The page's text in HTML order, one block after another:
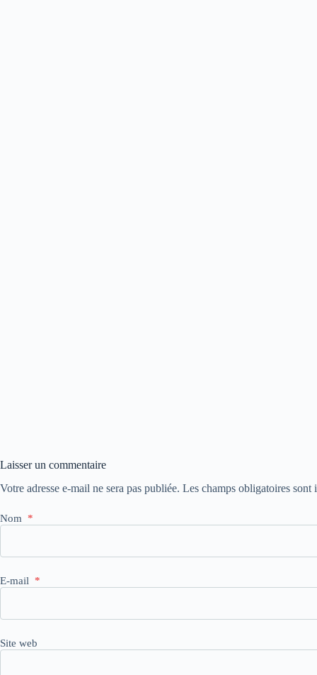
Laisser un commentaire
Votre adresse e-mail ne sera pas publiée. Les champs obligatoires sont
Nom *
E-mail *
Site web